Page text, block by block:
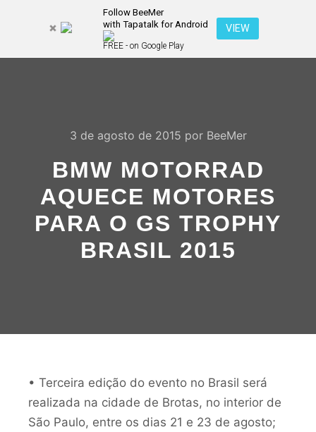
Follow BeeMer
with Tapatalk for Android
FREE - on Google Play
VIEW
3 de agosto de 2015 por BeeMer
BMW MOTORRAD
AQUECE MOTORES
PARA O GS TROPHY
BRASIL 2015
• Terceira edição do evento no Brasil será
realizada na cidade de Brotas, no interior de
São Paulo, entre os dias 21 e 23 de agosto;